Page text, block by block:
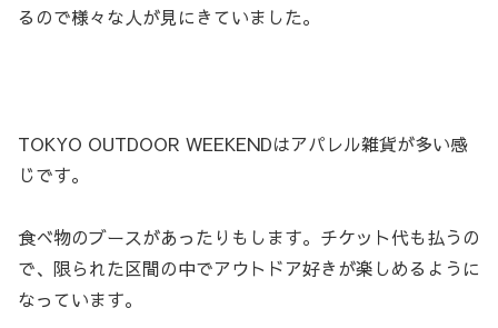
るので様々な人が見にきていました。
TOKYO OUTDOOR WEEKENDはアパレル雑貨が多い感
じです。
食べ物のブースがあったりもします。チケット代も払うの
で、限られた区間の中でアウトドア好きが楽しめるように
なっています。